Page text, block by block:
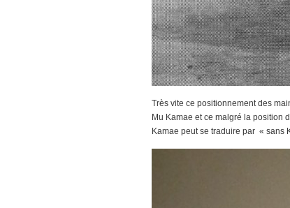
Très vite ce positionnement des
Mu Kamae et ce malgré la position
Kamae peut se traduire par « sans